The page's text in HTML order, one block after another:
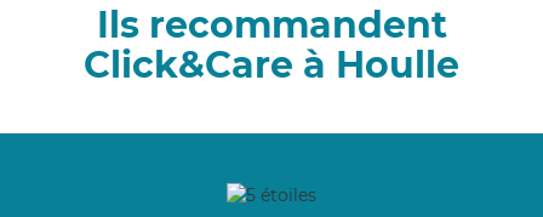
Ils recommandent
Click&Care à Houlle